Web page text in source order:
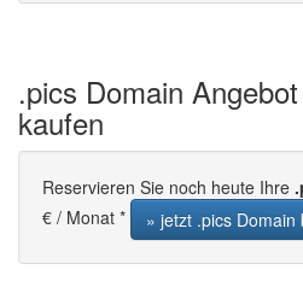
.pics Domain
kaufen
Reservieren Sie noch heute Ihre
€ / Monat *
» jetzt .pics Domain